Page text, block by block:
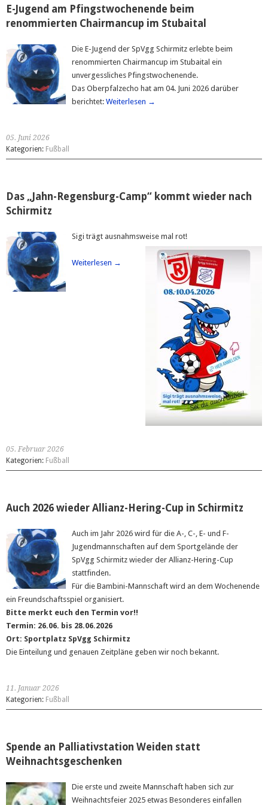
E-Jugend am Pfingstwochenende beim
renommierten Chairmancup im Stubaital
Die E-Jugend der SpVgg Schirmitz erlebte beim
renommierten Chairmancup im Stubaital ein
unvergessliches Pfingstwochenende.
Das Oberpfalzecho hat am 04. Juni 2026 darüber
berichtet: Weiterlesen →
05. Juni 2026
Kategorien: Fußball
Das „Jahn-Regensburg-Camp“ kommt wieder nach
Schirmitz
Sigi trägt ausnahmsweise mal rot!
Weiterlesen →
05. Februar 2026
Kategorien: Fußball
Auch 2026 wieder Allianz-Hering-Cup in Schirmitz
Auch im Jahr 2026 wird für die A-, C-, E- und F-
Jugendmannschaften auf dem Sportgelände der
SpVgg Schirmitz wieder der Allianz-Hering-Cup
stattfinden.
Für die Bambini-Mannschaft wird an dem Wochenende
ein Freundschaftsspiel organisiert.
Bitte merkt euch den Termin vor!!
Termin: 26.06. bis 28.06.2026
Ort: Sportplatz SpVgg Schirmitz
Die Einteilung und genauen Zeitpläne geben wir noch bekannt.
11. Januar 2026
Kategorien: Fußball
Spende an Palliativstation Weiden statt
Weihnachtsgeschenken
Die erste und zweite Mannschaft haben sich zur
Weihnachtsfeier 2025 etwas Besonderes einfallen